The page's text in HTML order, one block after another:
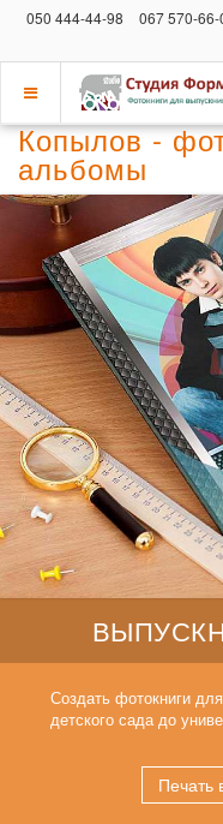
050 444-44-98 067 570-66-
Показать
меню
Копылов -
альбомы
Создать фотокниги
детского сада до
Печать